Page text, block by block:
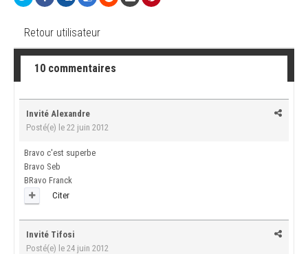
Retour utilisateur
10 commentaires
Invité Alexandre
Posté(e) le 22 juin 2012
Bravo c'est superbe
Bravo Seb
BRavo Franck
Citer
Invité Tifosi
Posté(e) le 24 juin 2012